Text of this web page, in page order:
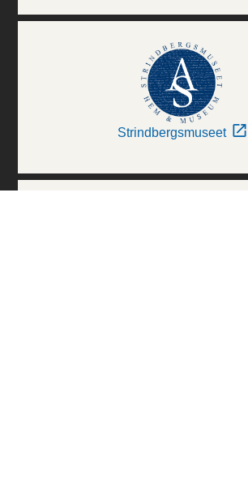
Strindbergsmuseet